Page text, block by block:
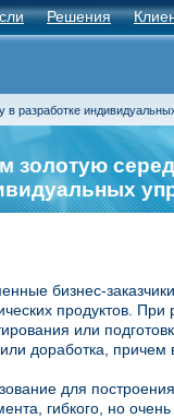
Решения
разработке
золотую
бизнес-
продуктов.
или
доработка, причем
для
гибкого, но